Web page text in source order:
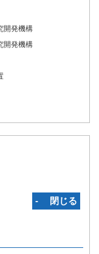
開発機構
開発機構
‐ 閉じる